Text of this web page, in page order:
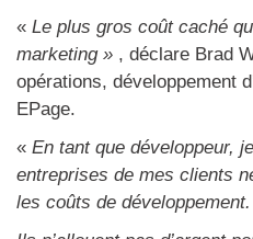
« Le plus gros coût caché
marketing » , déclare Brad
opérations, développement
EPage.
« En tant que développeur,
entreprises de mes clients
les coûts de développement.